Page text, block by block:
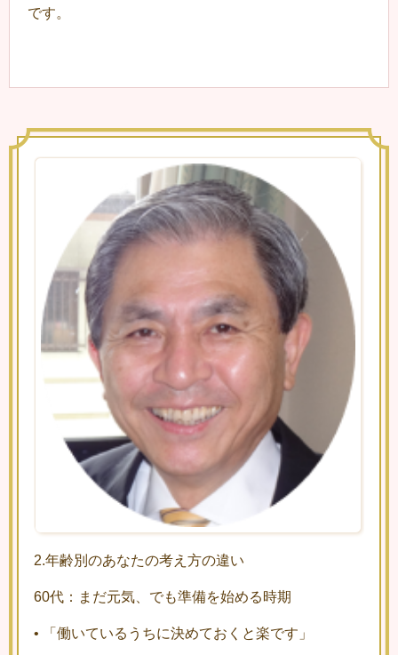
です。
2.年齢別のあなたの考え方の違い
60代：まだ元気、でも準備を始める時期
• 「働いているうちに決めておくと楽です」